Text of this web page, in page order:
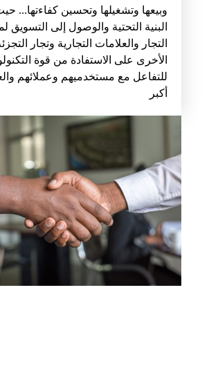
وبيعها وتشغيلها وتحسين كفاءتها...
البنية التحتية والوصول إلى التسويق
التجار والعلامات التجارية وتجار
الأخرى على الاستفادة من قوة
للتفاعل مع مستخدميهم وعملائهم
أكبر